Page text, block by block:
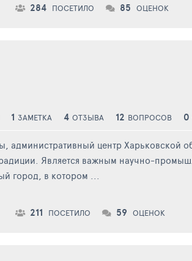
284 ПОСЕТИЛО 85 ОЦЕНОК
1 ЗАМЕТКА 4 ОТЗЫВА 12 ВОПРОСОВ 0
административный центр Харьковской
Является важным научно-
город, в котором ...
211 ПОСЕТИЛО 59 ОЦЕНОК